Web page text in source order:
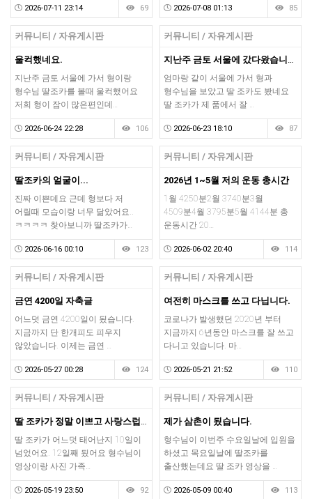
2026-07-11 23:14 69 2026-07-08 01:13 85
커뮤니티 / 자유게시판
울컥했네요.
지난주 금토 서울에 가서 형이랑
형수님 딸조카를 볼때 울컥했어요
저희 형이 잠이 많은편인데…
2026-06-24 22:28 106
커뮤니티 / 자유게시판
지난주 금토 서울에 갔다왔습니다.
엄마랑 같이 서울에 가서 형과
형수님을 보았고 딸 조카도 봤네요
딸 조카가 제 품에서 잘 …
2026-06-23 18:10 87
커뮤니티 / 자유게시판
딸조카의 얼굴이...
진짜 이쁜데요 근데 형보다 저
어릴때 모습이랑 너무 닮았어요..
ㅋㅋㅋㅋ 찾아보니까 딸조카가…
2026-06-16 00:10 123
커뮤니티 / 자유게시판
2026년 1~5월 저의 운동 총시간
1월 4250분2월 3740분3월
4509분4월 3795분5월 4144분 총
운동시간 20…
2026-06-02 20:40 114
커뮤니티 / 자유게시판
금연 4200일 자축글
어느덧 금연 4200일이 됬습니다.
지금까지 단 한개피도 피우지
않았습니다. 이제는 금연 …
2026-05-27 00:28 124
커뮤니티 / 자유게시판
여전히 마스크를 쓰고 다닙니다.
코로나가 발생했던 2020년 부터
지금까지 6년동안 마스크를 잘 쓰고
다니고 있습니다. 마…
2026-05-21 21:52 110
커뮤니티 / 자유게시판
딸 조카가 정말 이쁘고 사랑스럽습니다.
딸 조카가 어느덧 태어난지 10일이
넘었어요. 12일째 됬어요 형수님이
영상이랑 사진 가족…
2026-05-19 23:50 92
커뮤니티 / 자유게시판
제가 삼촌이 됬습니다.
형수님이 이번주 수요일날에 입원을
하셨고 목요일날에 딸조카를
출산했는데요 딸 조카 영상을 …
2026-05-09 00:40 113